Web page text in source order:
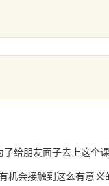
给朋友面子去上这个
会接触到这么有意